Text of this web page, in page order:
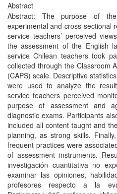
Abstract
Abstract: The purpose of
experimental and cross-sectional
service teachers’ perceived
the assessment of the English
service Chilean teachers took
collected through the Classroom
(CAPS) scale. Descriptive
were used to analyze the
service teachers perceived
purpose of assessment and
diagnostic exams. Participants
included all content taught and
planning, as strong skills.
frequent practices were
of assessment instruments.
investigación cuantitativa no
examinar las opiniones,
profesores respecto a la